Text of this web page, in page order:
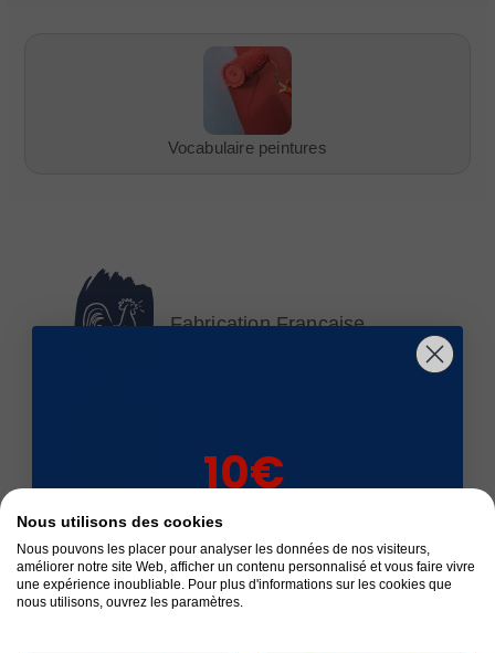
Vocabulaire peintures
Fabrication Française
Satisfait ou remboursé
Nous utilisons des cookies
Nous pouvons les placer pour analyser les données de nos visiteurs,
améliorer notre site Web, afficher un contenu personnalisé et vous faire vivre
une expérience inoubliable. Pour plus d'informations sur les cookies que
nous utilisons, ouvrez les paramètres.
10€
sur votre 1ère
commande*